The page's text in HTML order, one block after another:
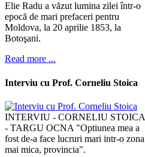
Elie Radu a văzut lumina zilei într-o
epocă de mari prefaceri pentru
Moldova, la 20 aprilie 1853, la
Botoşani.
Read more ...
Interviu cu Prof. Corneliu Stoica
INTERVIU - CORNELIU STOICA
- TARGU OCNA "Optiunea mea a
fost de-a face lucruri mari intr-o zona
mai mica, provincia".